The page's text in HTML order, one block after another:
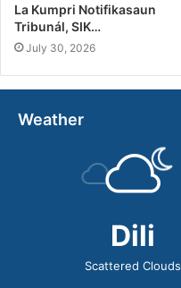
La Kumpri Notifikasaun
Tribunál, SIK…
July 30, 2026
Weather
Dili
Scattered Clouds